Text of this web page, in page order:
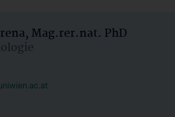
Mag.rer.nat. PhD